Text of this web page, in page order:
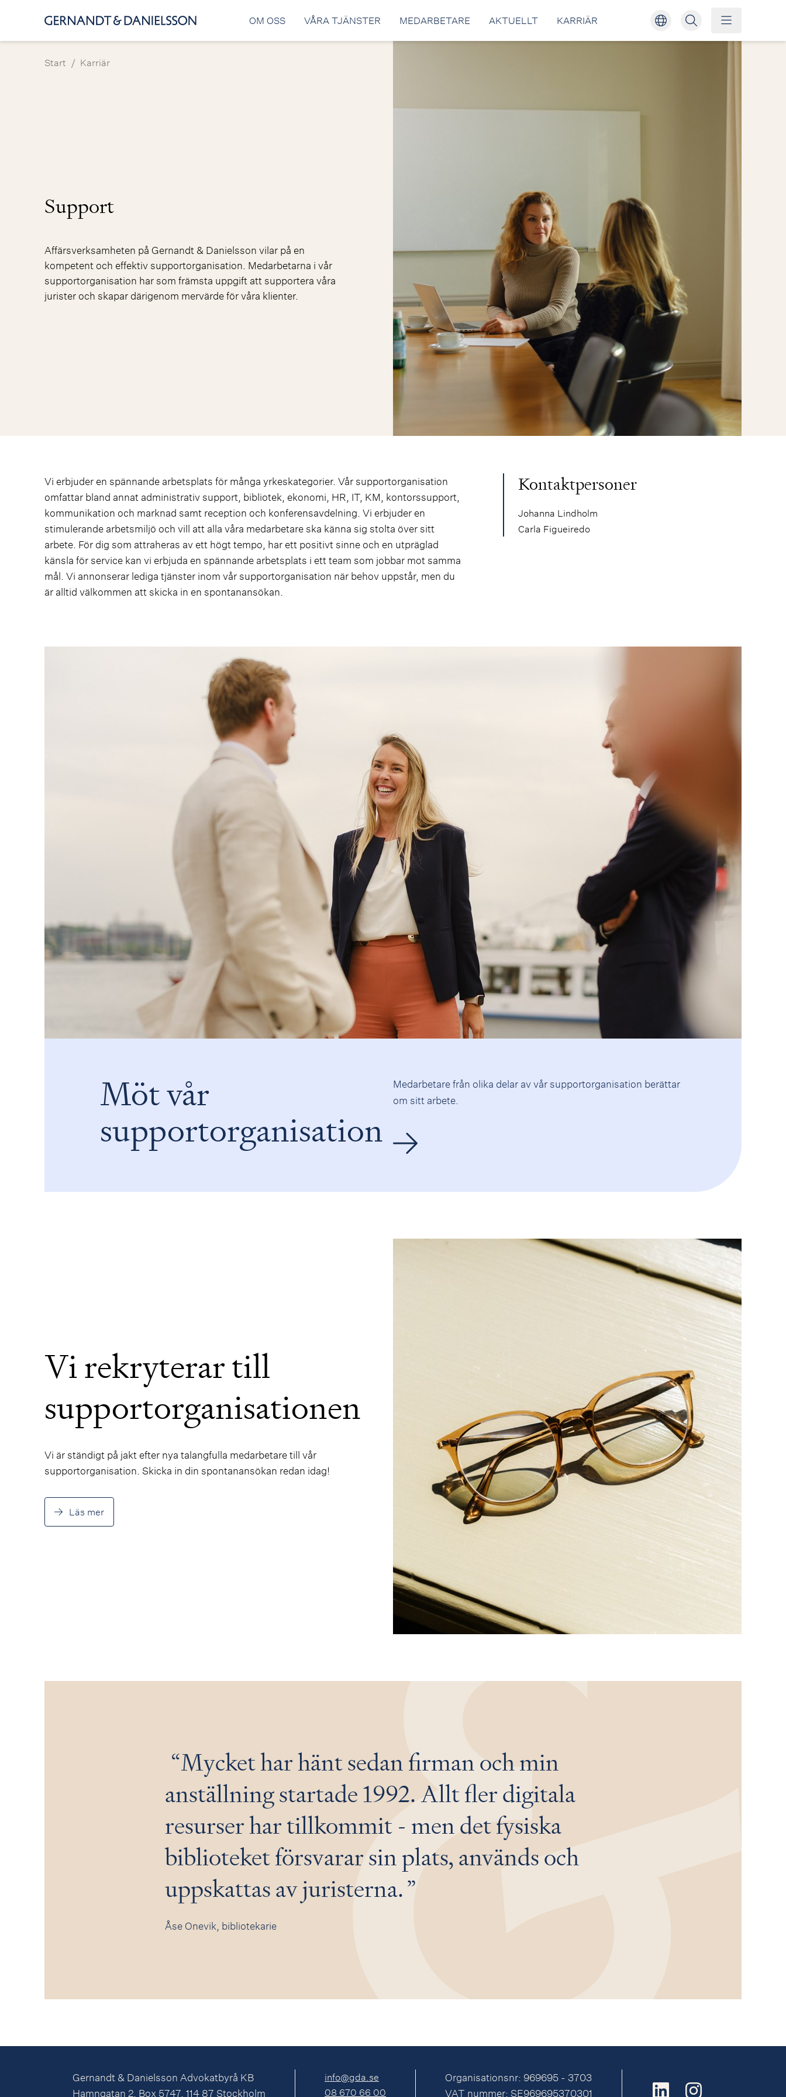
OM OSS VÅRA TJÄNSTER MEDARBETARE AKTUELLT KARRIÄR
Start / Karriär
Support
Affärsverksamheten på Gernandt & Danielsson vilar på en
kompetent och effektiv supportorganisation. Medarbetarna i vår
supportorganisation har som främsta uppgift att supportera våra
jurister och skapar därigenom mervärde för våra klienter.
Vi erbjuder en spännande arbetsplats för många yrkeskategorier. Vår supportorganisation
omfattar bland annat administrativ support, bibliotek, ekonomi, HR, IT, KM, kontorssupport,
kommunikation och marknad samt reception och konferensavdelning. Vi erbjuder en
stimulerande arbetsmiljö och vill att alla våra medarbetare ska känna sig stolta över sitt
arbete. För dig som attraheras av ett högt tempo, har ett positivt sinne och en utpräglad
känsla för service kan vi erbjuda en spännande arbetsplats i ett team som jobbar mot samma
mål. Vi annonserar lediga tjänster inom vår supportorganisation när behov uppstår, men du
är alltid välkommen att skicka in en spontanansökan.
Kontaktpersoner
Johanna Lindholm
Carla Figueiredo
Möt vår
supportorganisation
Medarbetare från olika delar av vår supportorganisation berättar
om sitt arbete.
Vi rekryterar till
supportorganisationen
Vi är ständigt på jakt efter nya talangfulla medarbetare till vår
supportorganisation. Skicka in din spontanansökan redan idag!
Läs mer
Mycket har hänt sedan firman och min
anställning startade 1992. Allt fler digitala
resurser har tillkommit - men det fysiska
biblioteket försvarar sin plats, används och
uppskattas av juristerna.
Åse Onevik, bibliotekarie
Gernandt & Danielsson Advokatbyrå KB
Hamngatan 2, Box 5747, 114 87 Stockholm
info@gda.se
08 670 66 00
Organisationsnr: 969695 - 3703
VAT nummer: SE969695370301